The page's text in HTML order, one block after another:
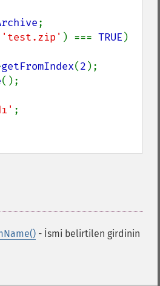
;
'test.zip' ) === TRUE )
getFromIndex(2 );
();
;
- İsmi belirtilen girdinin